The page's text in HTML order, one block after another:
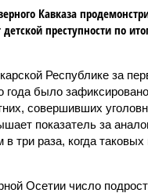
Кавказа
преступности по
Республике за
года было
совершивших
показатель за
в три раза, когда
Осетии число